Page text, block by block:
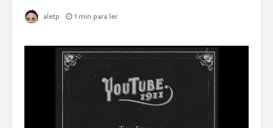
aletp 1 min para ler